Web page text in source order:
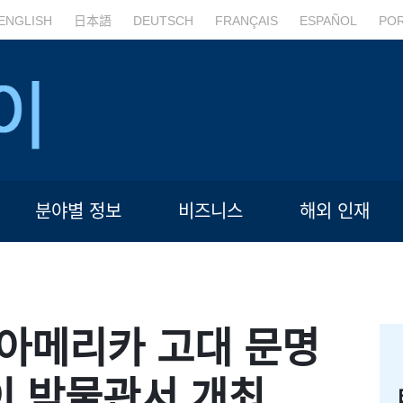
日本語 DEUTSCH FRANÇAIS ESPAÑOL
분야별 정보 비즈니스 해외 인재
메리카 고대 문명